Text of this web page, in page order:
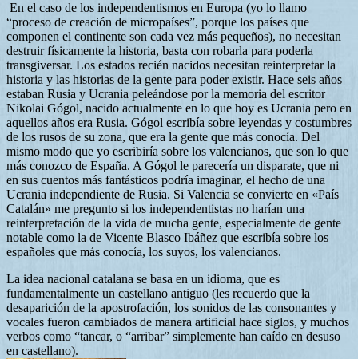
En el caso de los independentismos en Europa (yo lo llamo
“proceso de creación de micropaíses”, porque los países que
componen el continente son cada vez más pequeños), no necesitan
destruir físicamente la historia, basta con robarla para poderla
transgiversar. Los estados recién nacidos necesitan reinterpretar la
historia y las historias de la gente para poder existir. Hace seis años
estaban Rusia y Ucrania peleándose por la memoria del escritor
Nikolai Gógol, nacido actualmente en lo que hoy es Ucrania pero en
aquellos años era Rusia. Gógol escribía sobre leyendas y costumbres
de los rusos de su zona, que era la gente que más conocía. Del
mismo modo que yo escribiría sobre los valencianos, que son lo que
más conozco de España. A Gógol le parecería un disparate, que ni
en sus cuentos más fantásticos podría imaginar, el hecho de una
Ucrania independiente de Rusia. Si Valencia se convierte en «País
Catalán» me pregunto si los independentistas no harían una
reinterpretación de la vida de mucha gente, especialmente de gente
notable como la de Vicente Blasco Ibáñez que escribía sobre los
españoles que más conocía, los suyos, los valencianos.
La idea nacional catalana se basa en un idioma, que es
fundamentalmente un castellano antiguo (les recuerdo que la
desaparición de la apostrofación, los sonidos de las consonantes y
vocales fueron cambiados de manera artificial hace siglos, y muchos
verbos como “tancar, o “arribar” simplemente han caído en desuso
en castellano).